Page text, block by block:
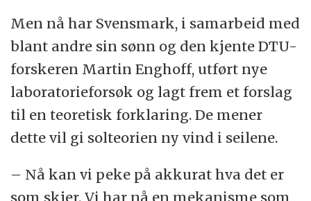
Men nå har Svensmark, i samarbeid med
blant andre sin sønn og den kjente DTU-
forskeren Martin Enghoff, utført nye
laboratorieforsøk og lagt frem et forslag
til en teoretisk forklaring. De mener
dette vil gi solteorien ny vind i seilene.
– Nå kan vi peke på akkurat hva det er
som skjer. Vi har nå en mekanisme som